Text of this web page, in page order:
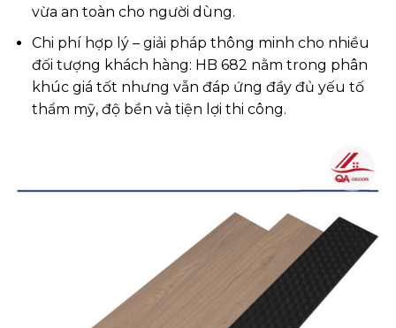
vừa an toàn cho người dùng.
Chi phí hợp lý – giải pháp thông minh cho nhiều
đối tượng khách hàng: HB 682 nằm trong phân
khúc giá tốt nhưng vẫn đáp ứng đầy đủ yếu tố
thẩm mỹ, độ bền và tiện lợi thi công.